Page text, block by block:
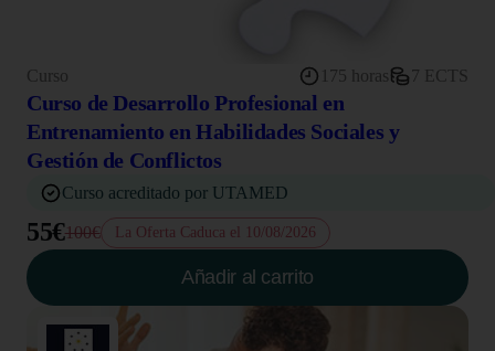
Curso 175 horas 7 ECTS
Curso de Desarrollo Profesional en
Entrenamiento en Habilidades Sociales y
Gestión de Conflictos
Curso acreditado por UTAMED
55€100€ La Oferta Caduca el 10/08/2026
Añadir al carrito